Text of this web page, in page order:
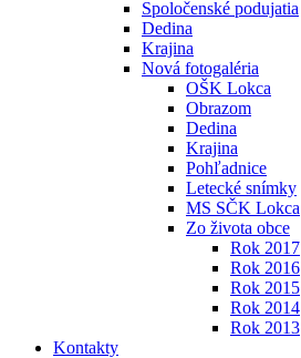
Spoločenské podujatia
Dedina
Krajina
Nová fotogaléria
OŠK Lokca
Obrazom
Dedina
Krajina
Pohľadnice
Letecké snímky
MS SČK Lokca
Zo života obce
Rok 2017
Rok 2016
Rok 2015
Rok 2014
Rok 2013
Kontakty